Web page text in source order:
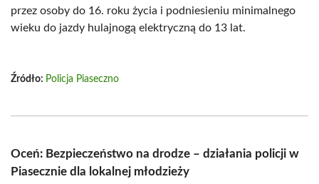
przez osoby do 16. roku życia i podniesieniu minimalnego
wieku do jazdy hulajnogą elektryczną do 13 lat.
Źródło: Policja Piaseczno
Oceń: Bezpieczeństwo na drodze – działania policji w
Piasecznie dla lokalnej młodzieży